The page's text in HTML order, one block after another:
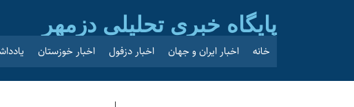
پایگاه خبری تحلیلی دزمهر
خانه اخبار ایران و جهان اخبار دزفول اخبار خوزستان